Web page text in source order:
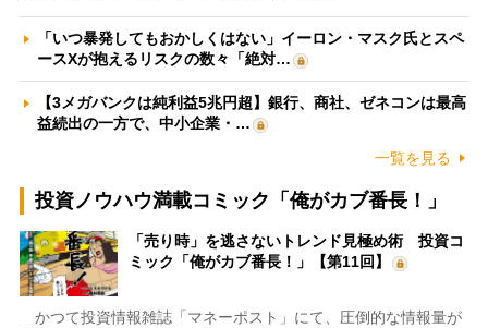
「いつ暴発してもおかしくはない」イーロン・マスク氏とスペ
ースXが抱えるリスクの数々「絶対…
【3メガバンクは純利益5兆円超】銀行、商社、ゼネコンは最高
益続出の一方で、中小企業・…
一覧を見る
投資ノウハウ満載コミック「俺がカブ番長！」
「売り時」を逃さないトレンド見極め術 投資コ
ミック「俺がカブ番長！」【第11回】
かつて投資情報雑誌「マネーポスト」にて、圧倒的な情報量が